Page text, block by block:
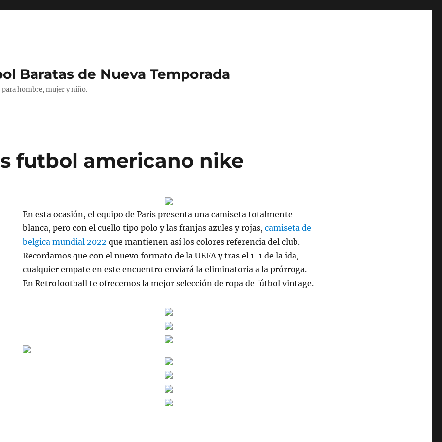
Baratas de Nueva Temporada
para hombre, mujer y niño.
futbol americano nike
En esta ocasión, el equipo de Paris presenta una camiseta totalmente
blanca, pero con el cuello tipo polo y las franjas azules y rojas,camiseta de
belgica mundial 2022 que mantienen así los colores referencia del club.
Recordamos que con el nuevo formato de la UEFA y tras el 1-1 de la ida,
cualquier empate en este encuentro enviará la eliminatoria a la prórroga.
En Retrofootball te ofrecemos la mejor selección de ropa de fútbol vintage.